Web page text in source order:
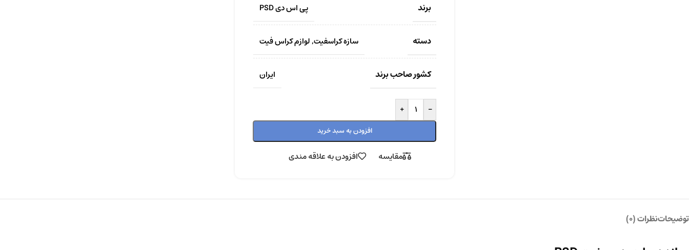
برند پی اس دی PSD
دسته سازه کراسفیت,لوازم کراس فیت
کشور صاحب برند ایران
-
+
افزودن به سبد خرید
مقایسه افزودن به علاقه مندی
توضیحاتنظرات (0)